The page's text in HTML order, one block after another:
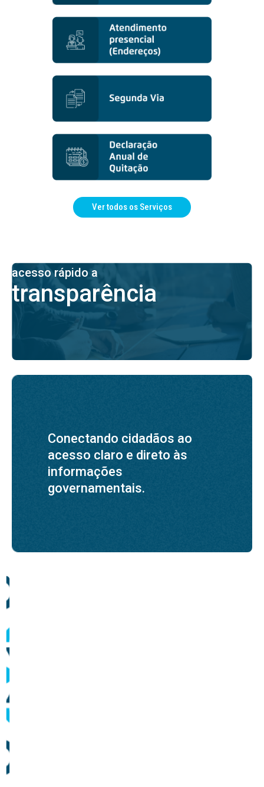
Ver todos os Serviços
acesso rápido a
transparência
Conectando cidadãos ao
acesso claro e direto às
informações
governamentais.